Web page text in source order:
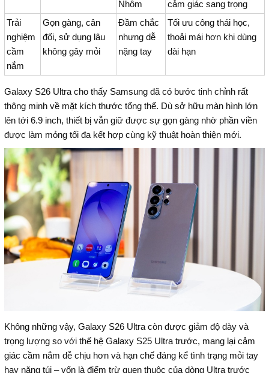
Nhôm
cảm giác sang trọng
Trải
nghiệm
cầm
nắm
Gọn gàng, cân
đối, sử dụng lâu
không gây mỏi
Đầm chắc
nhưng dễ
nặng tay
Tối ưu công thái học,
thoải mái hơn khi dùng
dài hạn
Galaxy S26 Ultra cho thấy Samsung đã có bước tinh chỉnh rất
thông minh về mặt kích thước tổng thể. Dù sở hữu màn hình lớn
lên tới 6.9 inch, thiết bị vẫn giữ được sự gọn gàng nhờ phần viền
được làm mỏng tối đa kết hợp cùng kỹ thuật hoàn thiện mới.
Không những vậy, Galaxy S26 Ultra còn được giảm độ dày và
trọng lượng so với thế hệ Galaxy S25 Ultra trước, mang lại cảm
giác cầm nắm dễ chịu hơn và hạn chế đáng kể tình trạng mỏi tay
hay nặng túi – vốn là điểm trừ quen thuộc của dòng Ultra trước